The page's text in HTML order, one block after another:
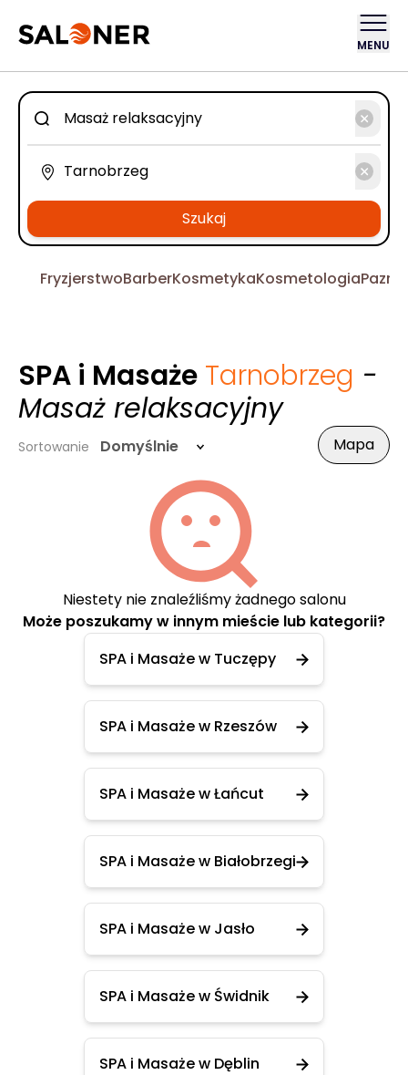
MENU
Szukaj
FryzjerstwoBarberKosmetykaKosmetologia
SPA i Masaże Tarnobrzeg -
Masaż relaksacyjny
Sortowanie Domyślnie Mapa
Niestety nie znaleźliśmy żadnego salonu
Może poszukamy w innym mieście lub kategorii?
SPA i Masaże w Tuczępy
SPA i Masaże w Rzeszów
SPA i Masaże w Łańcut
SPA i Masaże w Białobrzegi
SPA i Masaże w Jasło
SPA i Masaże w Świdnik
SPA i Masaże w Dęblin